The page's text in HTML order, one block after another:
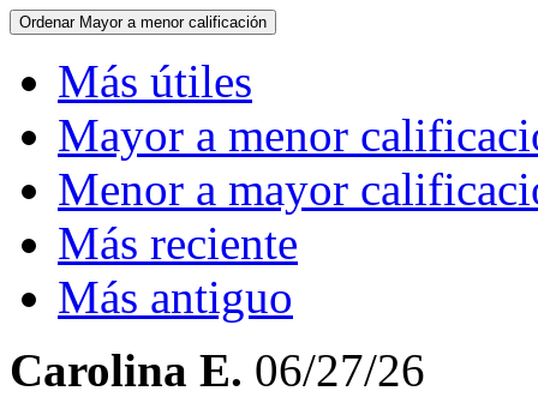
Ordenar Mayor a menor calificación
Más útiles
Mayor a menor
Menor a mayor
Más reciente
Más antiguo
Carolina E. 06/27/26